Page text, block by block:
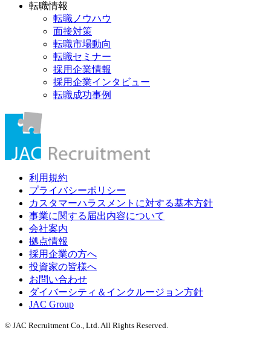
転職情報
転職ノウハウ
面接対策
転職市場動向
転職セミナー
採用企業情報
採用企業インタビュー
転職成功事例
利用規約
プライバシーポリシー
カスタマーハラスメントに対する基本方針
事業に関する届出内容について
会社案内
拠点情報
採用企業の方へ
投資家の皆様へ
お問い合わせ
ダイバーシティ＆インクルージョン方針
JAC Group
© JAC Recruitment Co., Ltd. All Rights Reserved.